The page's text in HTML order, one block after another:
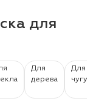
для
Для
дерева
Для
чугуна